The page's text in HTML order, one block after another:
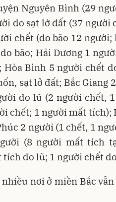
Nguyên Bình (29
do sạt lở đất (37 người
chết (do bão 12
bão; Hải Dương 1
Bình 5 người chết
sạt lở đất; Bắc Giang
do lũ (2 người chết,
chết; 1 người mất tích);
2 người (1 chết, 1
(8 người mất tích
tích do lũ; 1 người chết
nơi ở miền Bắc